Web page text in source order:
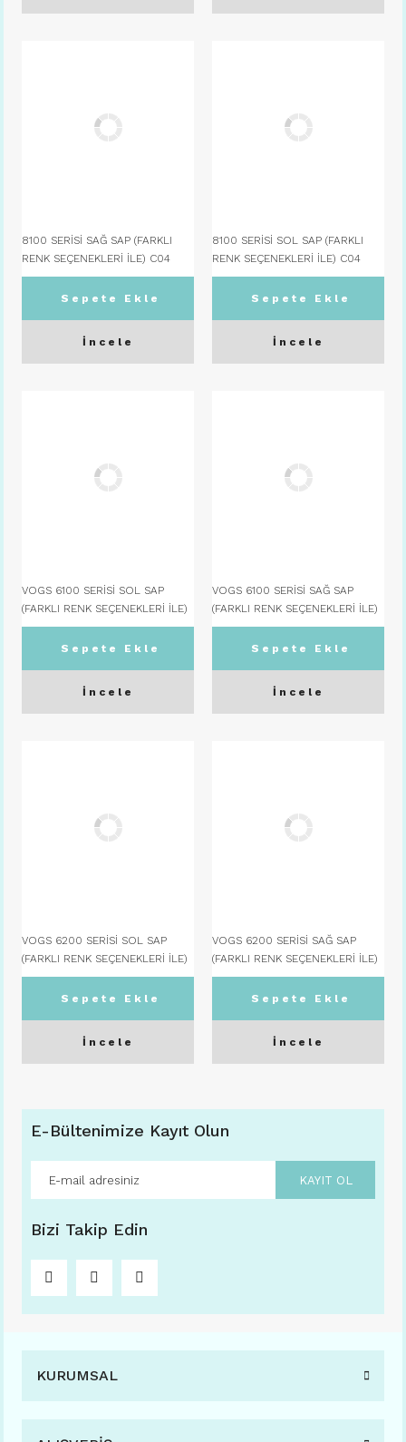
8100 SERİSİ SAĞ SAP (FARKLI
RENK SEÇENEKLERİ İLE) C04
SİYAH
Sepete Ekle
İncele
8100 SERİSİ SOL SAP (FARKLI
RENK SEÇENEKLERİ İLE) C04
SİYAH
Sepete Ekle
İncele
VOGS 6100 SERİSİ SOL SAP
(FARKLI RENK SEÇENEKLERİ İLE)
C11 GÜL KURUSU
Sepete Ekle
İncele
VOGS 6100 SERİSİ SAĞ SAP
(FARKLI RENK SEÇENEKLERİ İLE)
C11 GÜL KURUSU
Sepete Ekle
İncele
VOGS 6200 SERİSİ SOL SAP
(FARKLI RENK SEÇENEKLERİ İLE)
C04 SİYAH
Sepete Ekle
İncele
VOGS 6200 SERİSİ SAĞ SAP
(FARKLI RENK SEÇENEKLERİ İLE)
C04 SİYAH
Sepete Ekle
İncele
E-Bültenimize Kayıt Olun
KAYIT OL
Bizi Takip Edin
KURUMSAL